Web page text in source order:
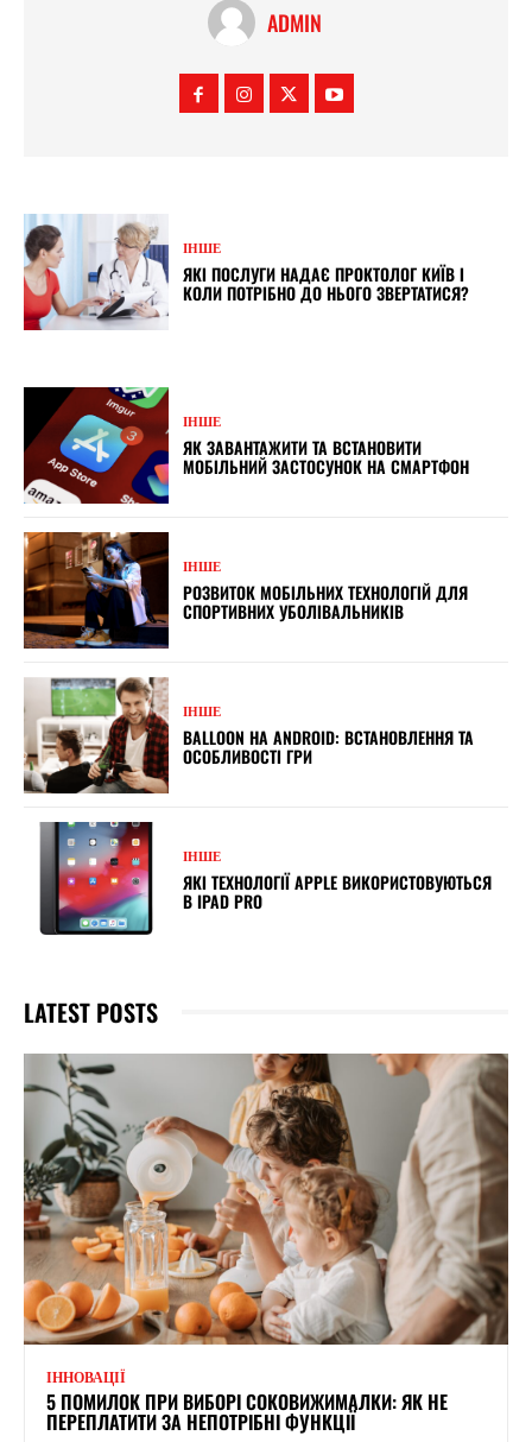
ADMIN
ІНШЕ
ЯКІ ПОСЛУГИ НАДАЄ ПРОКТОЛОГ КИЇВ І
КОЛИ ПОТРІБНО ДО НЬОГО ЗВЕРТАТИСЯ?
ІНШЕ
ЯК ЗАВАНТАЖИТИ ТА ВСТАНОВИТИ
МОБІЛЬНИЙ ЗАСТОСУНОК НА СМАРТФОН
ІНШЕ
РОЗВИТОК МОБІЛЬНИХ ТЕХНОЛОГІЙ ДЛЯ
СПОРТИВНИХ УБОЛІВАЛЬНИКІВ
ІНШЕ
BALLOON НА ANDROID: ВСТАНОВЛЕННЯ ТА
ОСОБЛИВОСТІ ГРИ
ІНШЕ
ЯКІ ТЕХНОЛОГІЇ APPLE ВИКОРИСТОВУЮТЬСЯ
В IPAD PRO
LATEST POSTS
ІННОВАЦІЇ
5 ПОМИЛОК ПРИ ВИБОРІ СОКОВИЖИМАЛКИ: ЯК НЕ
ПЕРЕПЛАТИТИ ЗА НЕПОТРІБНІ ФУНКЦІЇ